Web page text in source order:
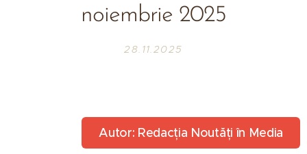
noiembrie 2025
28.11.2025
Autor: Redacția Noutăți în Media